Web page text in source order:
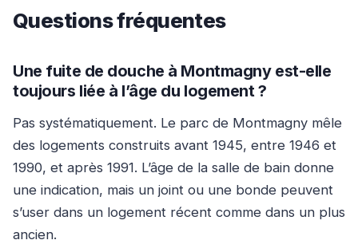
Questions fréquentes
Une fuite de douche à Montmagny est-elle
toujours liée à l’âge du logement ?
Pas systématiquement. Le parc de Montmagny mêle
des logements construits avant 1945, entre 1946 et
1990, et après 1991. L’âge de la salle de bain donne
une indication, mais un joint ou une bonde peuvent
s’user dans un logement récent comme dans un plus
ancien.